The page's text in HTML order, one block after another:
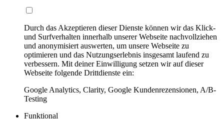
Durch das Akzeptieren dieser Dienste können wir das Klick-
und Surfverhalten innerhalb unserer Webseite nachvollziehen
und anonymisiert auswerten, um unsere Webseite zu
optimieren und das Nutzungserlebnis insgesamt laufend zu
verbessern. Mit deiner Einwilligung setzen wir auf dieser
Webseite folgende Drittdienste ein:
Google Analytics, Clarity, Google Kundenrezensionen, A/B-
Testing
Funktional